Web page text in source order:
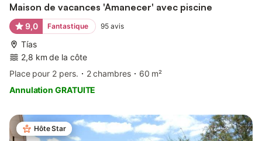
Maison de vacances 'Amanecer' avec piscine
9,0 Fantastique 95 avis
Tías
2,8 km de la côte
Place pour 2 pers.
2 chambres
60 m²
Annulation GRATUITE
Hôte Star